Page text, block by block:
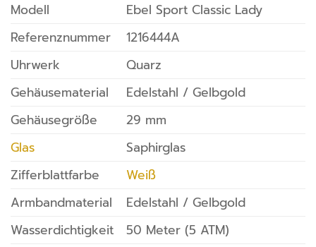
Modell
Ebel Sport Classic Lady
Referenznummer
1216444A
Uhrwerk
Quarz
Gehäusematerial
Edelstahl / Gelbgold
Gehäusegröße
29 mm
Glas
Saphirglas
Zifferblattfarbe
Weiß
Armbandmaterial
Edelstahl / Gelbgold
Wasserdichtigkeit
50 Meter (5 ATM)